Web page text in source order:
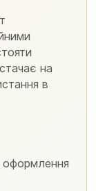
на
в
оформлення